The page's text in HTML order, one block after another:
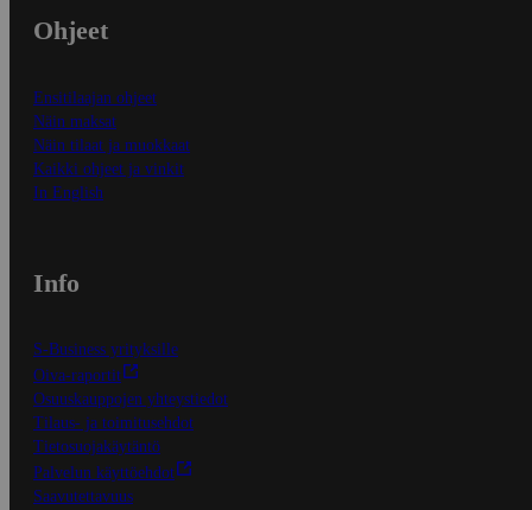
Ohjeet
Ensitilaajan ohjeet
Näin maksat
Näin tilaat ja muokkaat
Kaikki ohjeet ja vinkit
In English
Info
S-Business yrityksille
Oiva-raportit
Osuuskauppojen yhteystiedot
Tilaus- ja toimitusehdot
Tietosuojakäytäntö
Palvelun käyttöehdot
Saavutettavuus